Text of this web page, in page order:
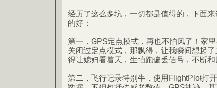
经历了这么多坑，一切都是值得的，下面
的好：
第一，GPS定点模式，再也不怕风了！家
关闭过定点模式，那飘得，让我瞬间想起
得让媳妇看着天，生怕跑偏丢信号，不断
第二，飞行记录特别牛，使用FlightPlot打